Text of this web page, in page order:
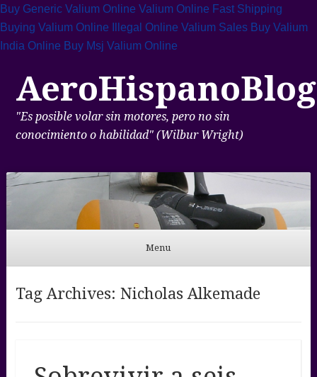
Buy Generic Valium Online Valium Online Fast Shipping
Buying Valium Online Illegal Online Valium Sales Buy Valium
India Online Buy Msj Valium Online
AeroHispanoBlog
"Es posible volar sin motores, pero no sin
conocimiento o habilidad" (Wilbur Wright)
Menu
Tag Archives: Nicholas Alkemade